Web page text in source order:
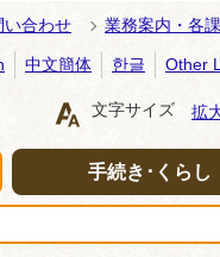
い合わせ 業務案内・各
中文簡体 한글 Other
文字サイズ 拡
手続き･くらし